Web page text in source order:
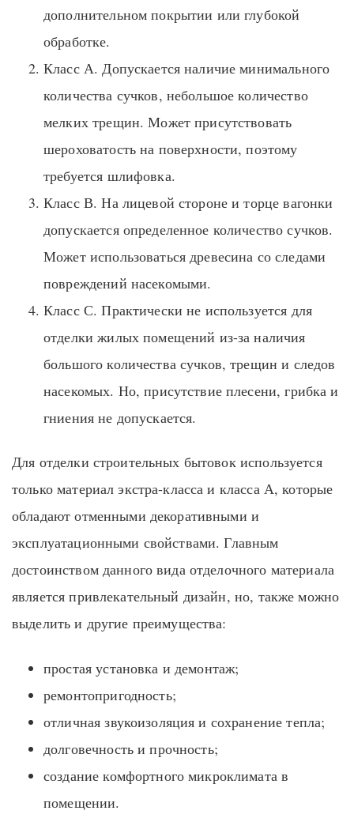
дополнительном покрытии или глубокой
обработке.
Класс А. Допускается наличие минимального
количества сучков, небольшое количество
мелких трещин. Может присутствовать
шероховатость на поверхности, поэтому
требуется шлифовка.
Класс В. На лицевой стороне и торце вагонки
допускается определенное количество сучков.
Может использоваться древесина со следами
повреждений насекомыми.
Класс С. Практически не используется для
отделки жилых помещений из-за наличия
большого количества сучков, трещин и следов
насекомых. Но, присутствие плесени, грибка и
гниения не допускается.
Для отделки строительных бытовок используется
только материал экстра-класса и класса А, которые
обладают отменными декоративными и
эксплуатационными свойствами. Главным
достоинством данного вида отделочного материала
является привлекательный дизайн, но, также можно
выделить и другие преимущества:
простая установка и демонтаж;
ремонтопригодность;
отличная звукоизоляция и сохранение тепла;
долговечность и прочность;
создание комфортного микроклимата в
помещении.